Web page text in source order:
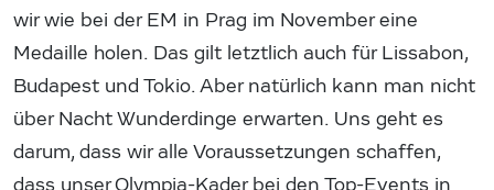
wir wie bei der EM in Prag im November eine
Medaille holen. Das gilt letztlich auch für Lissabon,
Budapest und Tokio. Aber natürlich kann man nicht
über Nacht Wunderdinge erwarten. Uns geht es
darum, dass wir alle Voraussetzungen schaffen,
dass unser Olympia-Kader bei den Top-Events in